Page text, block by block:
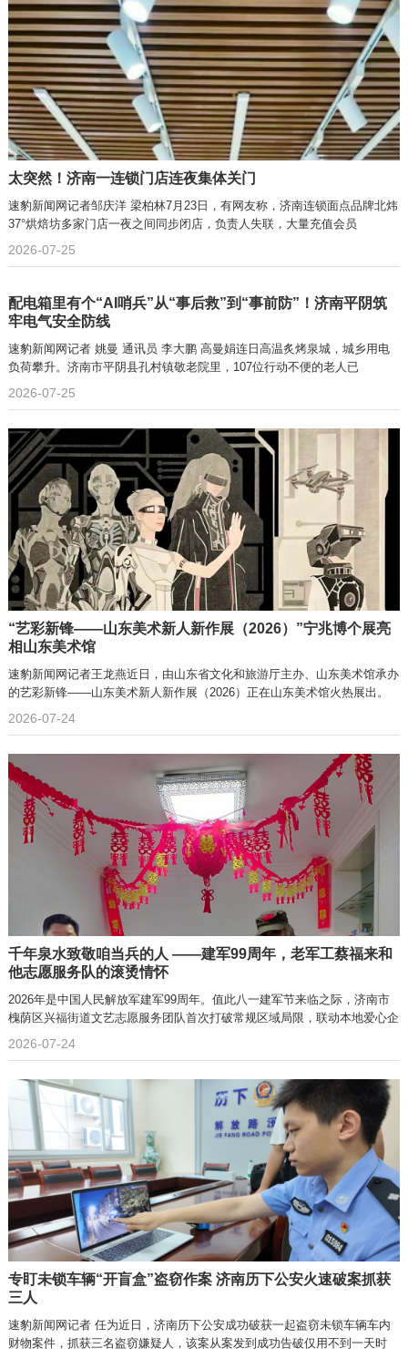
太突然！济南一连锁门店连夜集体关门
速豹新闻网记者邹庆洋 梁柏林7月23日，有网友称，济南连锁面点品牌北炜
37°烘焙坊多家门店一夜之间同步闭店，负责人失联，大量充值会员
2026-07-25
配电箱里有个“AI哨兵”从“事后救”到“事前防”！济南平阴筑
牢电气安全防线
速豹新闻网记者 姚曼 通讯员 李大鹏 高曼娟连日高温炙烤泉城，城乡用电
负荷攀升。济南市平阴县孔村镇敬老院里，107位行动不便的老人已
2026-07-25
“艺彩新锋——山东美术新人新作展（2026）”宁兆博个展亮
相山东美术馆
速豹新闻网记者王龙燕近日，由山东省文化和旅游厅主办、山东美术馆承办
的艺彩新锋——山东美术新人新作展（2026）正在山东美术馆火热展出。
2026-07-24
千年泉水致敬咱当兵的人 ——建军99周年，老军工蔡福来和
他志愿服务队的滚烫情怀
2026年是中国人民解放军建军99周年。值此八一建军节来临之际，济南市
槐荫区兴福街道文艺志愿服务团队首次打破常规区域局限，联动本地爱心企
2026-07-24
专盯未锁车辆“开盲盒”盗窃作案 济南历下公安火速破案抓获
三人
速豹新闻网记者 任为近日，济南历下公安成功破获一起盗窃未锁车辆车内
财物案件，抓获三名盗窃嫌疑人，该案从案发到成功告破仅用不到一天时